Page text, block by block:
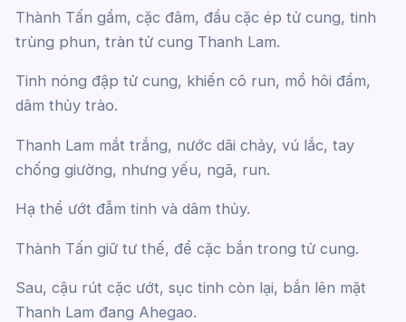
Thành Tấn gầm, cặc đâm, đầu cặc ép tử cung, tinh
trùng phun, tràn tử cung Thanh Lam.
Tinh nóng đập tử cung, khiến cô run, mồ hôi đầm,
dâm thủy trào.
Thanh Lam mắt trắng, nước dãi chảy, vú lắc, tay
chống giường, nhưng yếu, ngã, run.
Hạ thể ướt đẫm tinh và dâm thủy.
Thành Tấn giữ tư thế, để cặc bắn trong tử cung.
Sau, cậu rút cặc ướt, sục tinh còn lại, bắn lên mặt
Thanh Lam đang Ahegao.